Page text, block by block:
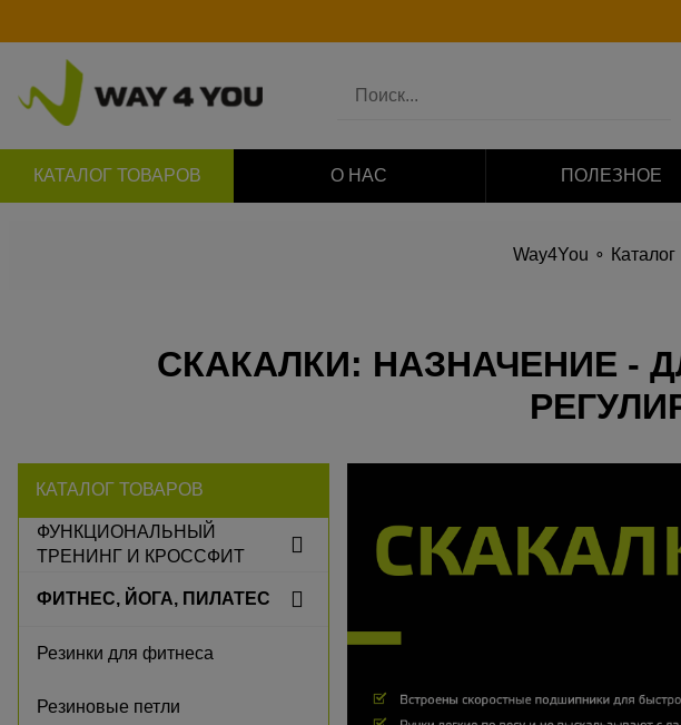
КАТАЛОГ ТОВАРОВ О НАС ПОЛЕЗНОЕ
Way4You Каталог
СКАКАЛКИ: НАЗНАЧЕНИЕ -
КАТАЛОГ ТОВАРОВ
ФУНКЦИОНАЛЬНЫЙ
ТРЕНИНГ И КРОССФИТ
ФИТНЕС, ЙОГА, ПИЛАТЕС
Резинки для фитнеса
Резиновые петли